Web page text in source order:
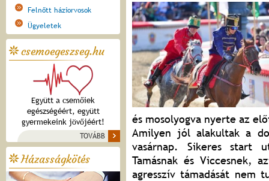
Felnőtt háziorvosok
Ügyeletek
csemoegeszseg.hu
Együtt a csemőiek
egészségéért, együtt
gyermekeink jövőjéért!
TOVÁBB
Házasságkötés
és mosolyogva nyerte az
Amilyen jól alakultak a
vasárnap. Sikeres start
Tamásnak és Viccesnek,
agresszív támadását nem